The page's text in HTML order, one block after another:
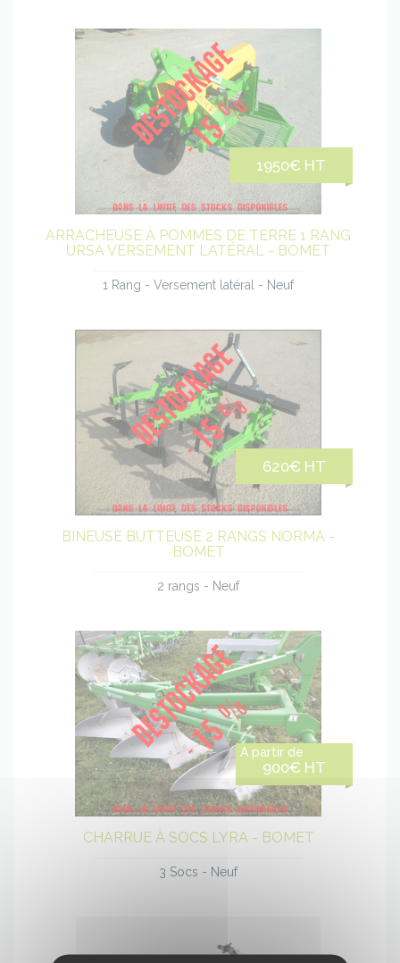
1950€ HT
ARRACHEUSE À POMMES DE TERRE 1 RANG
URSA VERSEMENT LATÉRAL - BOMET
1 Rang - Versement latéral - Neuf
620€ HT
produit
BINEUSE BUTTEUSE 2 RANGS NORMA -
BOMET
2 rangs - Neuf
A partir de
900€ HT
produit
CHARRUE À SOCS LYRA - BOMET
3 Socs - Neuf